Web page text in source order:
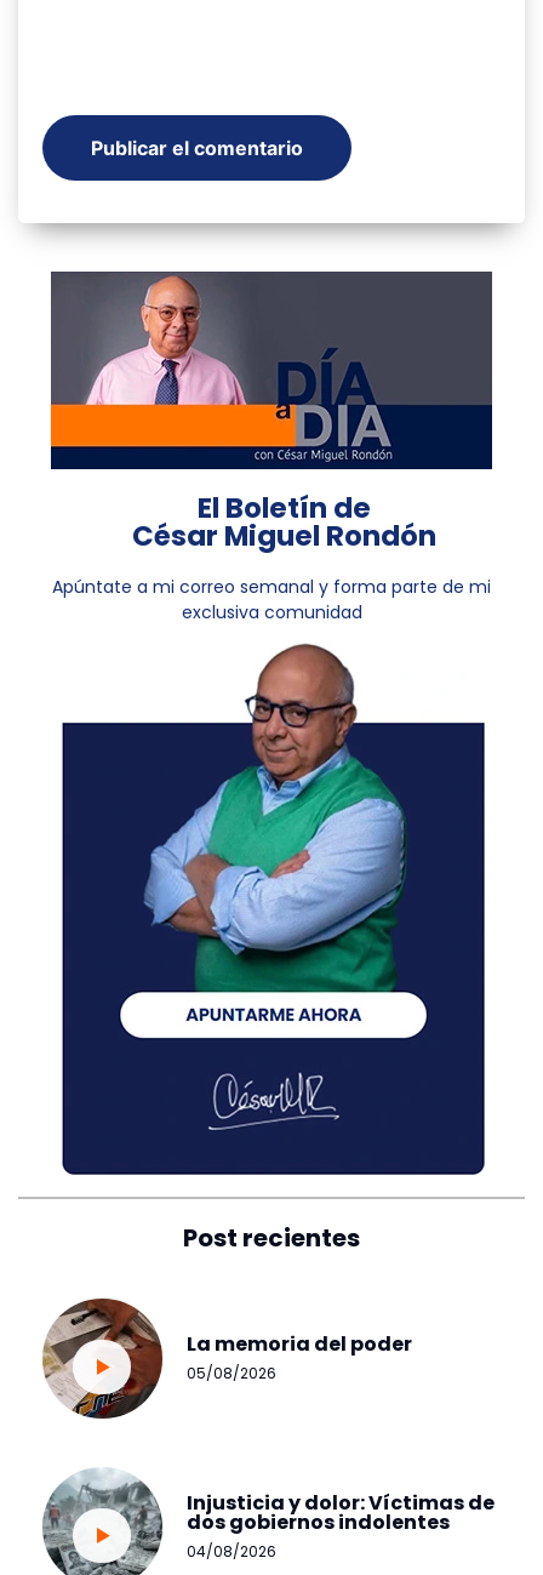
El Boletín de
César Miguel Rondón
Apúntate a mi correo semanal y forma parte de mi
exclusiva comunidad
Post recientes
La memoria del poder
05/08/2026
Injusticia y dolor: Víctimas de
dos gobiernos indolentes
04/08/2026